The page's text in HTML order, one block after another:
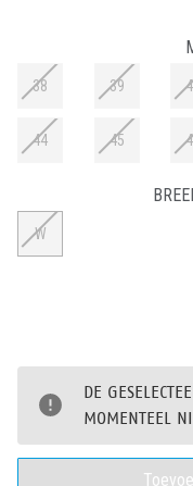
38 39
44 45
W
DE
MOMENTEEL